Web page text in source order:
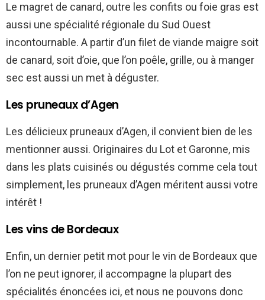
Le magret de canard, outre les confits ou foie gras est
aussi une spécialité régionale du Sud Ouest
incontournable. A partir d’un filet de viande maigre soit
de canard, soit d’oie, que l’on poêle, grille, ou à manger
sec est aussi un met à déguster.
Les pruneaux d’Agen
Les délicieux pruneaux d’Agen, il convient bien de les
mentionner aussi. Originaires du Lot et Garonne, mis
dans les plats cuisinés ou dégustés comme cela tout
simplement, les pruneaux d’Agen méritent aussi votre
intérêt !
Les vins de Bordeaux
Enfin, un dernier petit mot pour le vin de Bordeaux que
l’on ne peut ignorer, il accompagne la plupart des
spécialités énoncées ici, et nous ne pouvons donc